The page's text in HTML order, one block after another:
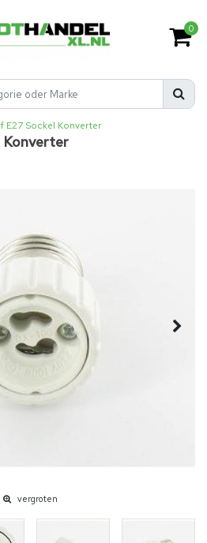
0
E27 Sockel Konverter
Konverter
vergroten